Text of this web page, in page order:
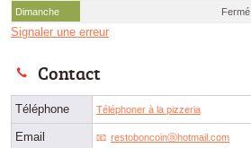
Dimanche
Fermé
Signaler une erreur
Contact
Téléphone Téléphoner à la pizzeria
Email restoboncoinⓐhotmail.com